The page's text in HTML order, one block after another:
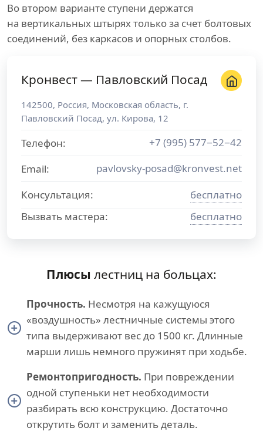
Во втором варианте ступени держатся
на вертикальных штырях только за счет болтовых
соединений, без каркасов и опорных столбов.
Кронвест — Павловский Посад
142500, Россия, Московская область, г.
Павловский Посад, ул. Кирова, 12
Телефон:
+7 (995) 577−52−42
Email:
pavlovsky-posad@kronvest.net
Консультация:
бесплатно
Вызвать мастера:
бесплатно
Плюсы лестниц на больцах:
Прочность. Несмотря на кажущуюся
«воздушность» лестничные системы этого
типа выдерживают вес до 1500 кг. Длинные
марши лишь немного пружинят при ходьбе.
Ремонтопригодность. При повреждении
одной ступеньки нет необходимости
разбирать всю конструкцию. Достаточно
открутить болт и заменить деталь.